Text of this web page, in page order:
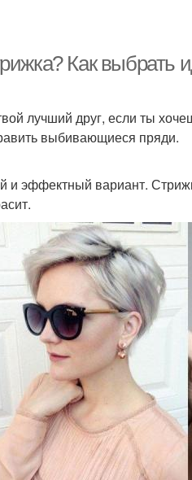
Как выбрать
лучший друг, если ты
выбивающиеся пряди.
эффектный вариант.